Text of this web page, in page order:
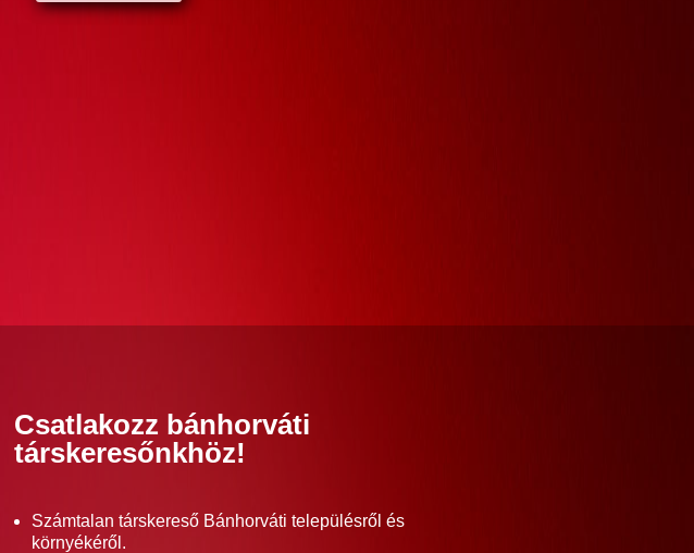
Csatlakozz bánhorváti
társkeresőnkhöz!
Számtalan társkereső Bánhorváti településről és
környékéről.